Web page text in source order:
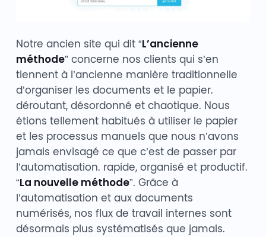
Notre ancien site qui dit “L’ancienne
méthode” concerne nos clients qui s’en
tiennent à l’ancienne manière traditionnelle
d’organiser les documents et le papier.
déroutant, désordonné et chaotique. Nous
étions tellement habitués à utiliser le papier
et les processus manuels que nous n’avons
jamais envisagé ce que c’est de passer par
l’automatisation. rapide, organisé et productif.
“La nouvelle méthode”. Grâce à
l’automatisation et aux documents
numérisés, nos flux de travail internes sont
désormais plus systématisés que jamais.